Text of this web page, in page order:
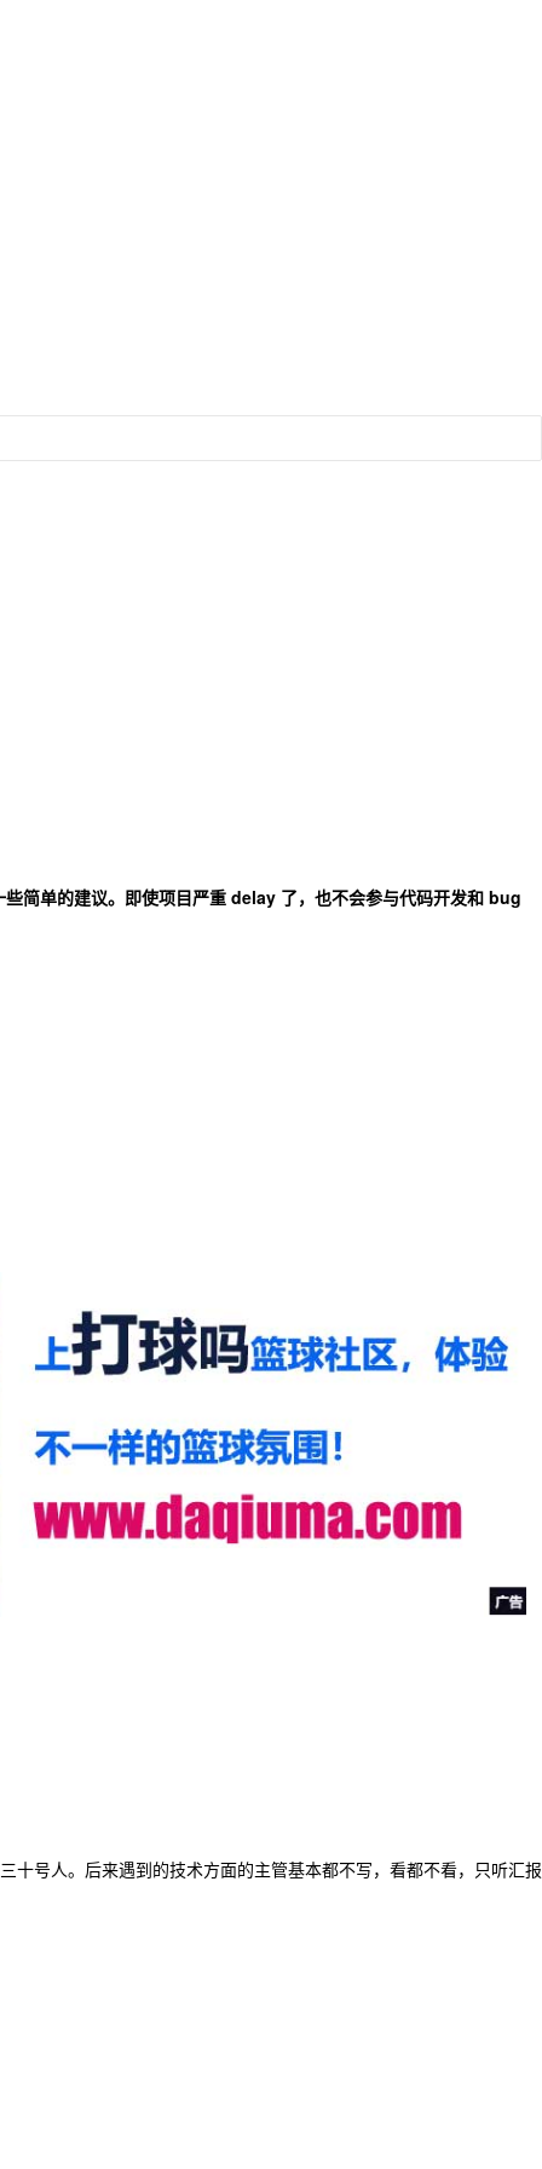
简单的建议。即使项目严重 delay 了，也不会参与代码开发和 bug
号人。后来遇到的技术方面的主管基本都不写，看都不看，只听汇报